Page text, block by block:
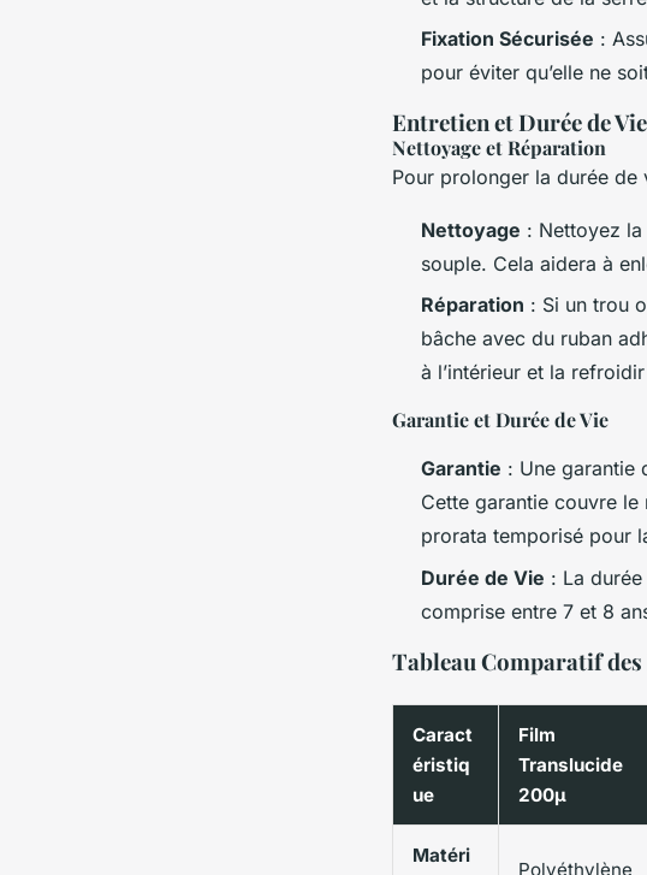
Fixation Sécurisée :
pour éviter qu’elle ne
Entretien et Durée de
Nettoyage et Réparation
Pour prolonger la durée de
Nettoyage : Nettoyez la
souple. Cela aidera à
Réparation : Si un trou
bâche avec du ruban
à l’intérieur et la
Garantie et Durée de Vie
Garantie : Une garantie
Cette garantie couvre le
prorata temporisé pour
Durée de Vie : La
comprise entre 7 et 8
Tableau Comparatif
Caract
éristiq
ue
Film
Translucide
200µ
Matéri
Polyéthylène